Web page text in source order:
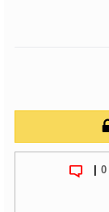
| 0